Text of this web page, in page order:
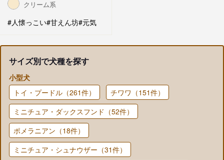
クリーム系
#人懐っこい#甘えん坊#元気
サイズ別で犬種を探す
小型犬
トイ・プードル（261件）
チワワ（151件）
ミニチュア・ダックスフンド（52件）
ポメラニアン（18件）
ミニチュア・シュナウザー（31件）